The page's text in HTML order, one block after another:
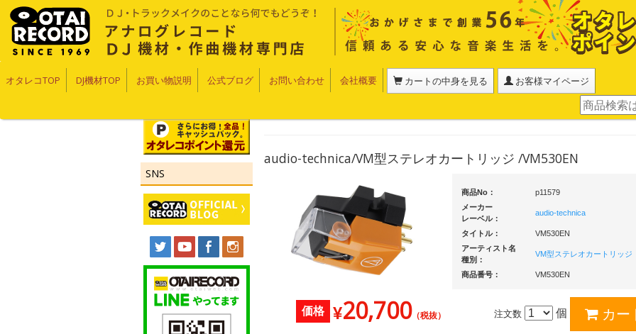
オタレコTOP DJ機材TOP お買い物説明 公式ブログ お問い合わせ 会社概要 カートの中身を見る お客様マイページ
SNS
audio-technica/VM型ステレオカートリッジ /VM530EN
商品No：
p11579
メーカー
レーベル：
audio-technica
タイトル：
VM530EN
アーティスト名
種別：
VM型ステレオカートリッジ
商品番号： VM530EN
価格 ¥20,700（税抜） 注文数 個